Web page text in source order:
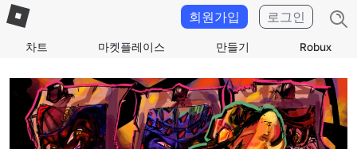
차트 마켓플레이스 만들기 Robux
회원가입 로그인